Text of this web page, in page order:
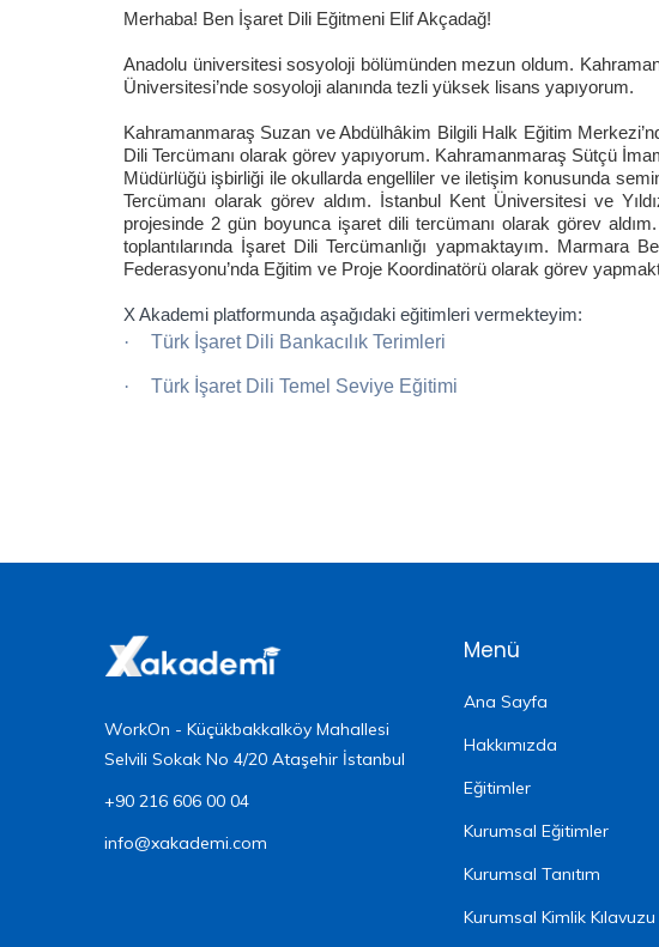
Merhaba! Ben İşaret Dili Eğitmeni Elif Akçadağ!
Anadolu üniversitesi sosyoloji bölümünden mezun oldum.
Üniversitesi’nde sosyoloji alanında tezli yüksek lisans yapıyorum.
Kahramanmaraş Suzan ve Abdülhâkim Bilgili Halk Eğitim
Dili Tercümanı olarak görev yapıyorum. Kahramanmaraş Sütçü
Müdürlüğü işbirliği ile okullarda engelliler ve iletişim konusunda
Tercümanı olarak görev aldım. İstanbul Kent Üniversitesi ve
projesinde 2 gün boyunca işaret dili tercümanı olarak görev
toplantılarında İşaret Dili Tercümanlığı yapmaktayım.
Federasyonu’nda Eğitim ve Proje Koordinatörü olarak görev
X Akademi platformunda aşağıdaki eğitimleri vermekteyim:
·
Türk İşaret Dili Bankacılık Terimleri
· Türk İşaret Dili Temel Seviye Eğitimi
WorkOn - Küçükbakkalköy Mahallesi
Selvili Sokak No 4/20 Ataşehir İstanbul
+90 216 606 00 04
info@xakademi.com
Menü
Ana Sayfa
Hakkımızda
Eğitimler
Kurumsal Eğitimler
Kurumsal Tanıtım
Kurumsal Kimlik Kılavuzu